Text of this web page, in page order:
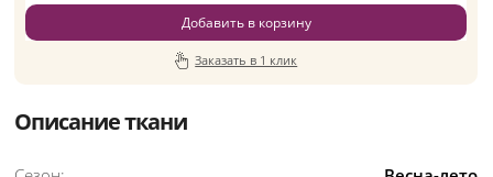
Добавить в корзину
Заказать в 1 клик
Описание ткани